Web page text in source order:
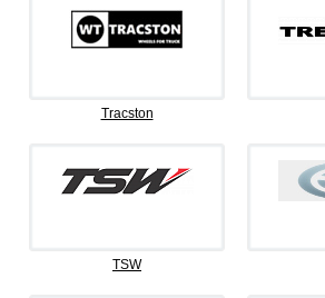
Tracston
TSW